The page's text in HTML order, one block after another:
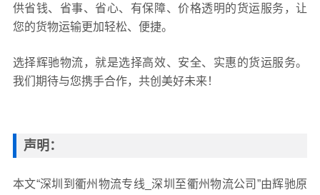
供省钱、省事、省心、有保障、价格透明的货运服务，让
您的货物运输更加轻松、便捷。
选择辉驰物流，就是选择高效、安全、实惠的货运服务。
我们期待与您携手合作，共创美好未来！
声明：
本文“深圳到衢州物流专线_深圳至衢州物流公司”由辉驰原